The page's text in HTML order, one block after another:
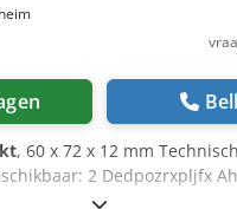
, 60 x 72 x 12 mm
2 Dedpozrxpljfx